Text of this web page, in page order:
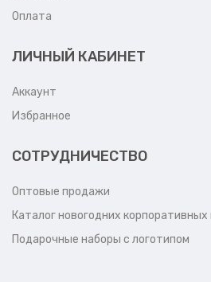
Оплата
ЛИЧНЫЙ КАБИНЕТ
Аккаунт
Избранное
СОТРУДНИЧЕСТВО
Оптовые продажи
Каталог новогодних корпоративных
Подарочные наборы с логотипом